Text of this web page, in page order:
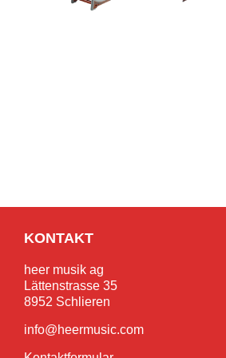
KONTAKT
heer musik ag
Lättenstrasse 35
8952 Schlieren
info@heermusic.com